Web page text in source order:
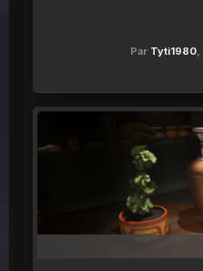
Par Tyti1980,